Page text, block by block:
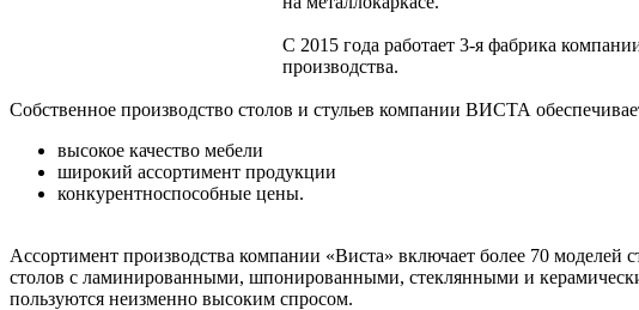
С 2015 года работает 3-я фабрика
производства.
Собственное производство столов и стульев компании ВИСТА
высокое качество мебели
широкий ассортимент продукции
конкурентноспособные цены.
Ассортимент производства компании «Виста» включает более 70 моделей
столов с ламинированными, шпонированными, стеклянными и
пользуются неизменно высоким спросом.